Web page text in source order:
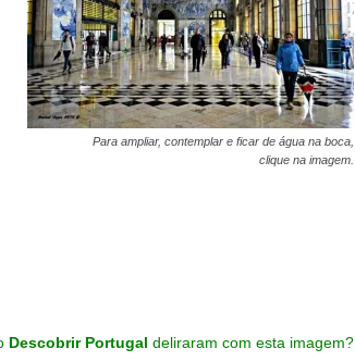
Para ampliar, contemplar e ficar de água na boca,
clique na imagem.
Descobrir Portugal deliraram com esta imagem?